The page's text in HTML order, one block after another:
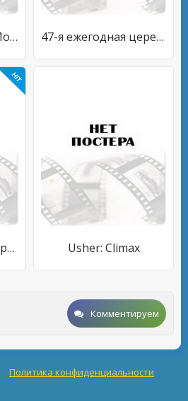
SebastiAn: Love in Motion 47-я ежегодная церемония вручения премии Академии кантри-музыки
Сквозь грех и саморазрушение Usher: Climax
Комментируем
Политика конфиденциальности